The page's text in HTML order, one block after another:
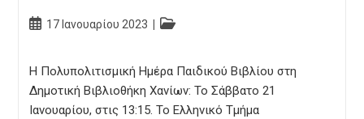
Post17 Ιανουαρίου 2023
Post
Η Πολυπολιτισμική Ημέρα Παιδικού Βιβλίου στη
Δημοτική Βιβλιοθήκη Χανίων: Το Σάββατο 21
Ιανουαρίου, στις 13:15. Το Ελληνικό Τμήμα